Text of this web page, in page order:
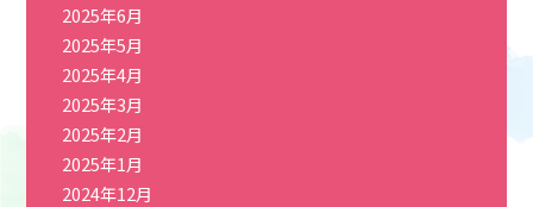
2025年6月
2025年5月
2025年4月
2025年3月
2025年2月
2025年1月
2024年12月